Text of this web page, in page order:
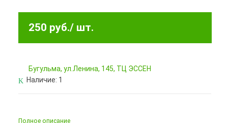
250 руб./ шт.
Бугульма, ул.Ленина, 145, ТЦ ЭССЕН
Наличие: 1
Полное описание